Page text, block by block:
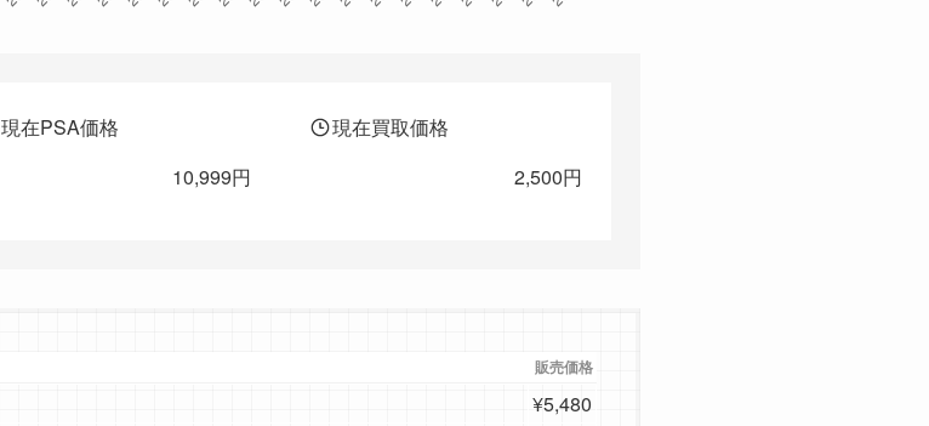
現在PSA価格
10,999円
現在買取価格
2,500円
販売価格
¥5,480